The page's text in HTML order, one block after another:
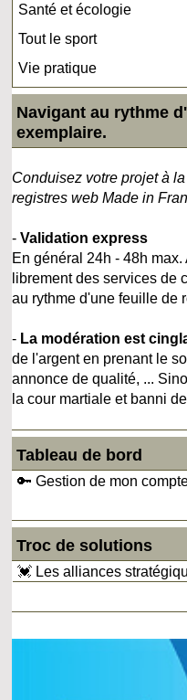
Santé et écologie
Tout le sport
Vie pratique
Navigant au rythme
exemplaire.
Conduisez votre projet à
registres web Made in
-Validation express
En général 24h - 48h
librement des services de
au rythme d'une feuille de
- La modération est
de l'argent en prenant le
annonce de qualité, ...
la cour martiale et banni
Tableau de bord
🔑 Gestion de mon
Troc de solutions
💓 Les alliances